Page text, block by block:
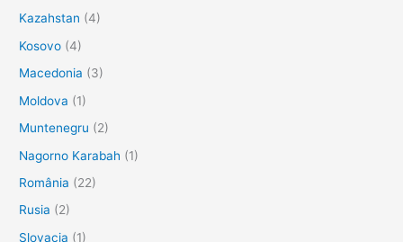
Kazahstan (4)
Kosovo (4)
Macedonia (3)
Moldova (1)
Muntenegru (2)
Nagorno Karabah (1)
România (22)
Rusia (2)
Slovacia (1)